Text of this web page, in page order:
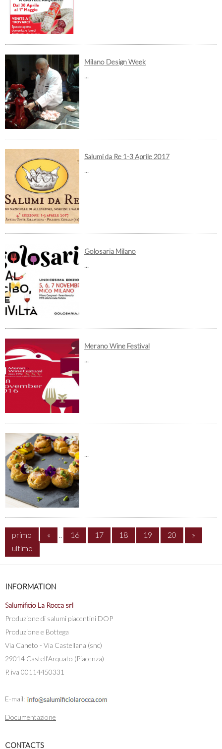
Milano Design Week
...
Salumi da Re 1-3 Aprile 2017
...
Golosaria Milano
...
Merano Wine Festival
...
...
primo « .. 16 17 18 19 20
»
ultimo
INFORMATION
Salumificio La Rocca srl
Produzione di salumi piacentini DOP
Produzione e Bottega
Via Caneto - Via Castellana (snc)
29014 Castell'Arquato (Piacenza)
P. iva 00114450331
E-mail:
Documentazione
CONTACTS